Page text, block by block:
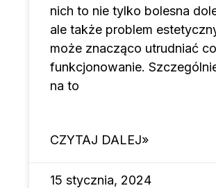
nich to nie tylko bolesna
ale także problem
może znacząco utrudniać
funkcjonowanie.
na to
CZYTAJ DALEJ»
15 stycznia, 2024